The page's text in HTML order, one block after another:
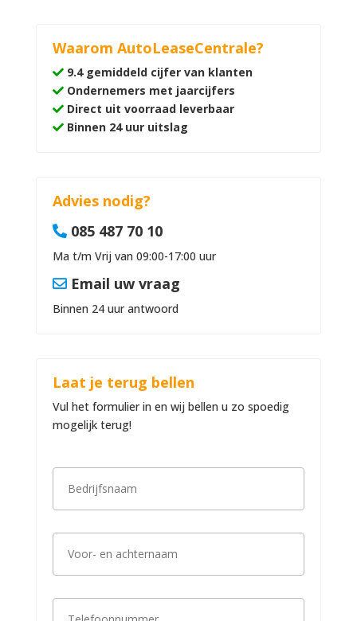
Waarom AutoLeaseCentrale?
9.4 gemiddeld cijfer van klanten
Ondernemers met jaarcijfers
Direct uit voorraad leverbaar
Binnen 24 uur uitslag
Advies nodig?
085 487 70 10
Ma t/m Vrij van 09:00-17:00 uur
Email uw vraag
Binnen 24 uur antwoord
Laat je terug bellen
Vul het formulier in en wij bellen u zo spoedig
mogelijk terug!
B
r
j
n
V
r
e
T